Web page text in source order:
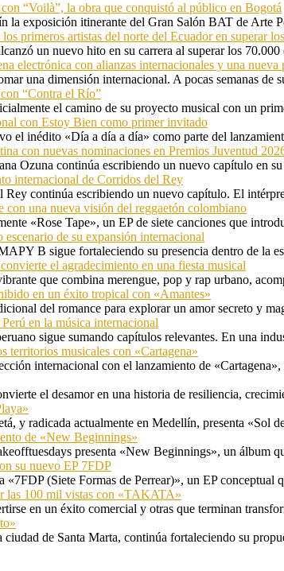
“Voilà”, la obra que conquistó al público en Bogotá
la exposición itinerante del Gran Salón BAT de Arte
primeros artistas del norte del Ecuador en superar
un nuevo hito en su carrera al superar los 70.000
electrónica con alianzas internacionales y una nueva
una dimensión internacional. A pocas semanas de
“Contra el Río”
el camino de su proyecto musical con un
con Estoy Bien como primer invitado
el inédito «Día a día a día» como parte del
con nuevas nominaciones en Premios Juventud
Ozuna continúa escribiendo un nuevo capítulo en
internacional de Corridos del Rey
continúa escribiendo un nuevo capítulo. El
con una nueva visión del reggaetón colombiano
«Rose Tape», un EP de siete canciones que
de su expansión internacional
B sigue fortaleciendo su presencia dentro de la
el agradecimiento en una fiesta musical
que combina merengue, pop y rap urbano,
en un éxito tropical con «Amantes»
del romance para explorar un amor secreto y
en la música internacional
sigue sumando capítulos relevantes. En una
territorios musicales con «Cartagena»
internacional con el lanzamiento de
el desamor en una historia de resiliencia,
y radicada actualmente en Medellín, presenta «Sol
de «New Beginnings»
presenta «New Beginnings», un álbum
su nuevo EP 7FDP
«7FDP (Siete Formas de Perrear)», un EP conceptual
las 100 mil vistas con «TAKATA»
en un éxito comercial y otras que terminan
de Santa Marta, continúa fortaleciendo su